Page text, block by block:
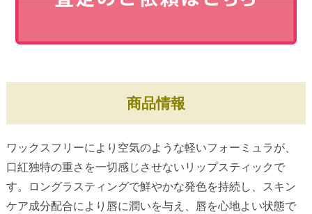
商品情報
ワックスフリーにより空気のような軽いフォーミュラが、
口紅独特の重さを一切感じさせないリップスティックで
す。ロングラスティングで鮮やかな発色を持続し、スキン
ケア成分配合により唇に潤いを与え、唇を心地よい状態で